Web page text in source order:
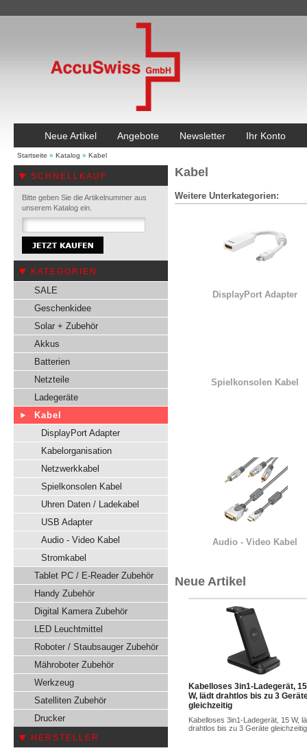
Neue Artikel Angebote Newsletter Ihr Konto
Startseite » Katalog » Kabel
SCHNELLKAUF
Bitte geben Sie die Artikelnummer aus
unserem Katalog ein.
KATEGORIEN
SALE
Geschenkidee
Solar + Zubehör
Akkus
Batterien
Netzteile
Ladegeräte
Kabel
DisplayPort Adapter
Kabelorganisation
Netzwerkkabel
Spielkonsolen Kabel
Uhren Daten / Ladekabel
USB Adapter
Audio - Video Kabel
Stromkabel
Tablet PC / E-Reader Zubehör
Handy Zubehör
Digital Kamera Zubehör
LED Leuchtmittel
Roboter / Staubsauger Zubehör
Mähroboter Zubehör
Werkzeug
Satelliten Zubehör
Drucker
HERSTELLER
Kabel
Weitere Unterkategorien:
DisplayPort Adapter
Spielkonsolen Kabel
Audio - Video Kabel
Neue Artikel
Kabelloses 3in1-Ladegerät, 15
W, lädt drahtlos bis zu 3
gleichzeitig
Kabelloses 3in1-Ladegerät, 15 W,
drahtlos bis zu 3 Geräte gleichzeitig